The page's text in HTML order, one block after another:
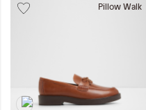
Pillow Walk